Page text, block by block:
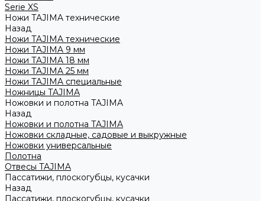
Serie XS
Ножи TAJIMA технические
Назад
Ножи TAJIMA технические
Ножи TAJIMA 9 мм
Ножи TAJIMA 18 мм
Ножи TAJIMA 25 мм
Ножи TAJIMA специальные
Ножницы TAJIMA
Ножовки и полотна TAJIMA
Назад
Ножовки и полотна TAJIMA
Ножовки складные, садовые и выкружные
Ножовки универсальные
Полотна
Отвесы TAJIMA
Пассатижи, плоскогубцы, кусачки
Назад
Пассатижи, плоскогубцы, кусачки